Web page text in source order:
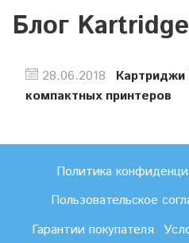
Блог
28.06.2018
компактных принтеров
Политика
Пользовательское
Гарантии покупателя